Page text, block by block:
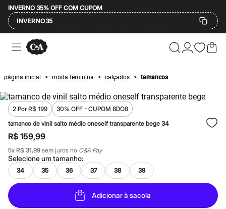
INVERNO 35% OFF COM CUPOM
INVERNO35
Ofertas
Compre por Departamento
Masculino
Infantil
Calçados
Mindse7
Plus Size
Até 20% off
Até 40% off
Até 60% off
A partir de 60% off
Feminino
Em alta
Inverno
Alfaiataria
Novidades
Roupas
página inicial > moda feminina > calçados > tamancos
2 Por R$ 199
30% OFF - CUPOM 8DO8
tamanco de vinil salto médio oneself transparente bege 34
R$ 159,99
5x R$ 31,99 sem juros no C&A Pay
Selecione umtamanho:
34 35 36 37 38 39
Adicionar à sacola